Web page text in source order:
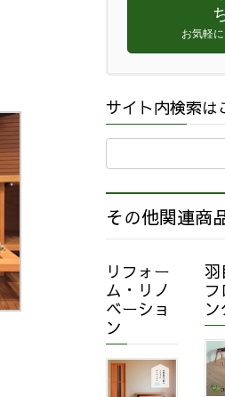
お気軽
サイト内検索は
その他関連商
リフォー
ム・リノ
ベーショ
ン
羽
フ